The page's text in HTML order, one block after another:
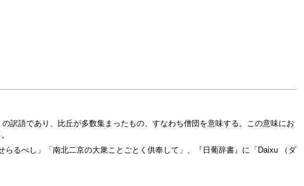
訳語であり、比丘が多数集まったもの、すなわち僧団を意味する。この意味にお
るべし」「南北二京の大衆ことごとく供奉して」、『日葡辞書』に「Daixu （ダ